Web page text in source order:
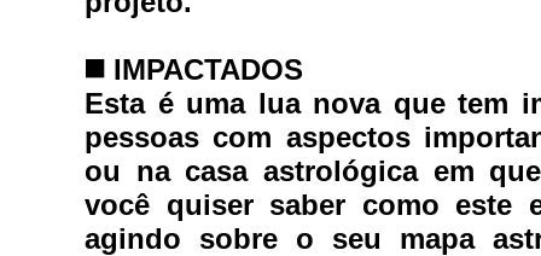
◼️ IMPACTADOS
Esta é uma lua nova que tem
pessoas com aspectos
ou na casa astrológica em
você quiser saber como este
agindo sobre o seu mapa